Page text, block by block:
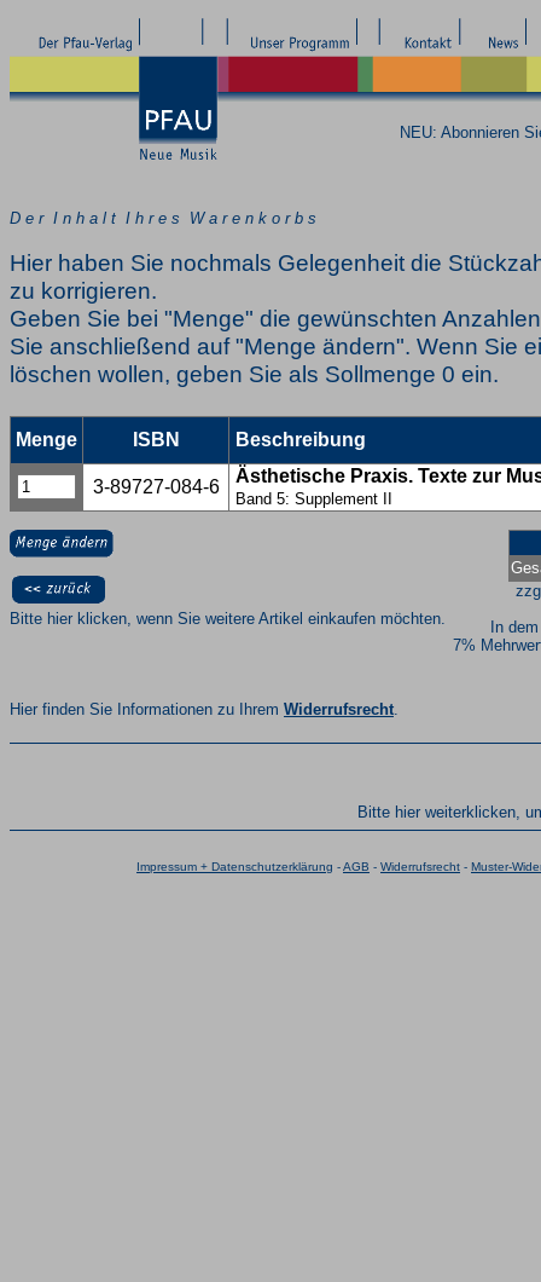
NEU: Abonnieren
D e r I n h a l t I h r e s W a r e n k o r b s
Hier haben Sie nochmals Gelegenheit die
zu korrigieren.
Geben Sie bei "Menge" die gewünschten
Sie anschließend auf "Menge ändern". Wenn Sie
löschen wollen, geben Sie als Sollmenge 0 ein.
Menge ISBN Beschreibung
3-89727-084-6
Ästhetische Praxis. Texte zur
Band 5: Supplement II
In
7%
Bitte hier klicken, wenn Sie weitere Artikel einkaufen möchten.
Hier finden Sie Informationen zu Ihrem Widerrufsrecht.
Bitte hier weiterklicken,
Impressum + Datenschutzerklärung -AGB - Widerrufsrecht - Muster-